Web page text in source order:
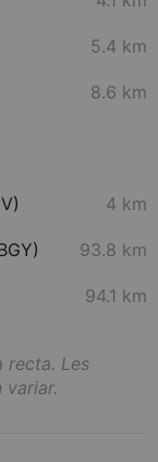
5.4 km
8.6 km
4 km
93.8 km
94.1 km
recta. Les